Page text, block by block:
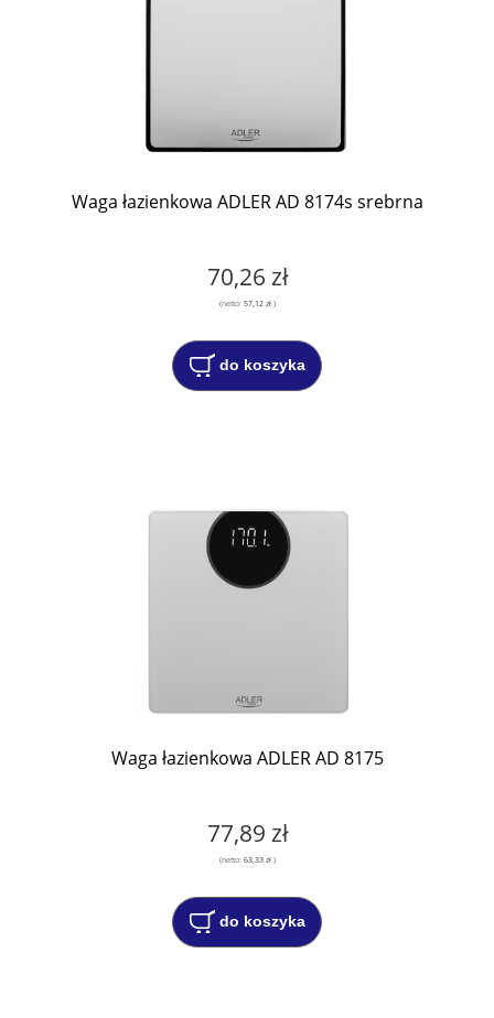
Waga łazienkowa ADLER AD 8174s srebrna
70,26 zł
(netto: 57,12 zł)
do koszyka
Waga łazienkowa ADLER AD 8175
77,89 zł
(netto: 63,33 zł)
do koszyka